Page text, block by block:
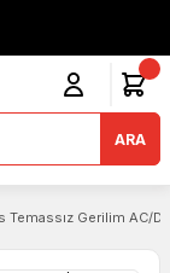
ARA
Temassız Gerilim AC/